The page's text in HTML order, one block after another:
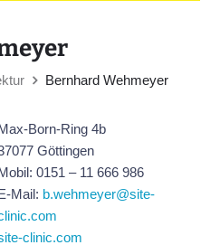
Bernhard Wehmeyer
Born-Ring 4b
Göttingen
0151 – 11 666 986
Mail: b.wehmeyer@site-
clinic.com